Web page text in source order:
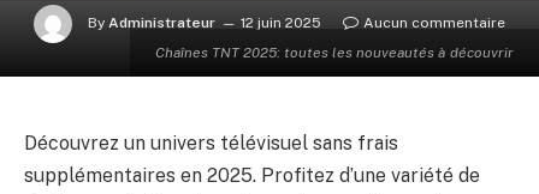
Chaînes TNT 2025: toutes les nouveautés à découvrir
By Administrateur 12 juin 2025 Aucun commentaire
Découvrez un univers télévisuel sans frais
supplémentaires en 2025. Profitez d’une variété de